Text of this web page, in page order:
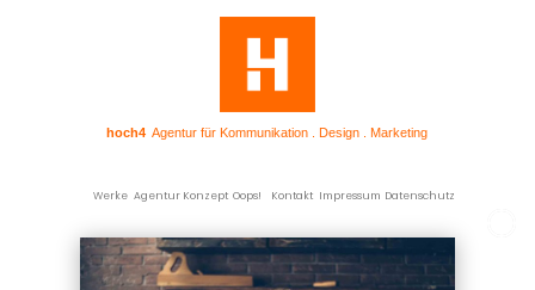
hoch4 Agentur für Kommunikation . Design . Marketing
Kontakt Impressum Datenschutz
Werke Agentur Konzept Oops!